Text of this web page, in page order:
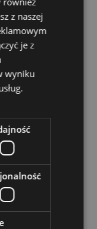
DO KOSZYKA
120
389,00 zł
96
z naszej
je z
wyniku